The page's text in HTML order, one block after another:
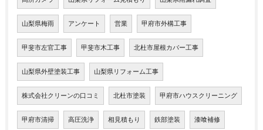
山梨県梅雨 アンケート 営業 甲府市外構工事
甲斐市左官工事 甲斐市木工事 北杜市屋根カバー工事
山梨県外壁塗装工事 山梨県リフォーム工事
株式会社クリーンの口コミ 北杜市塗装 甲府市ハウスクリーニング
甲府市清掃 高圧洗浄 相見積もり 鉄部塗装 漆喰補修